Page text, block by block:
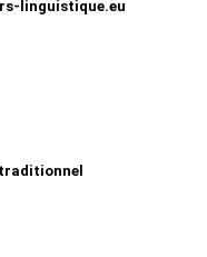
linguistique.eu